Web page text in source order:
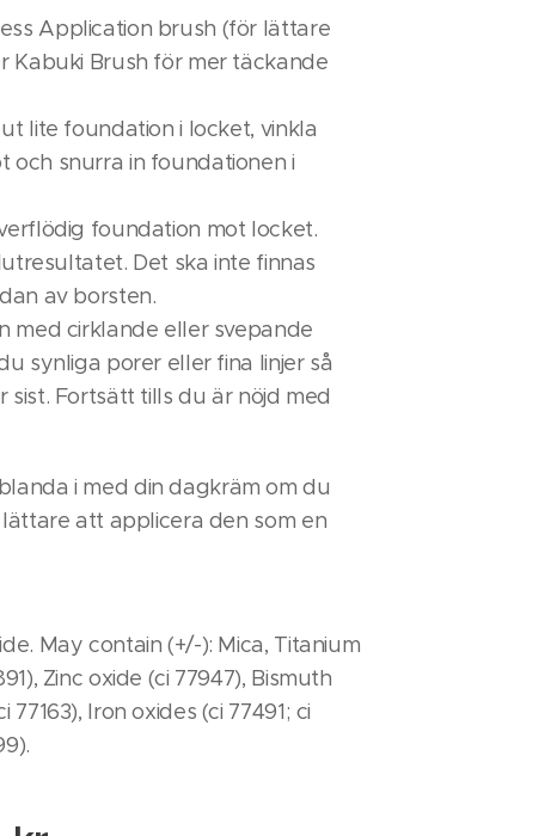
Application brush (för lättare
Kabuki Brush för mer täckande
lite foundation i locket, vinkla
och snurra in foundationen i
foundation mot locket.
Det ska inte finnas
av borsten.
med cirklande eller svepande
synliga porer eller fina linjer så
sist. Fortsätt tills du är nöjd med
i med din dagkräm om du
att applicera den som en
May contain (+/-): Mica, Titanium
Zinc oxide (ci 77947), Bismuth
77163), Iron oxides (ci 77491; ci